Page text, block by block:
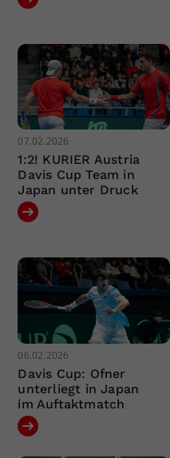
07.02.2026
1:2! KURIER Austria
Davis Cup Team in
Japan unter Druck
06.02.2026
Davis Cup: Ofner
unterliegt in Japan
im Auftaktmatch